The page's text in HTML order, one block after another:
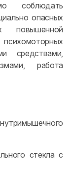
соблюдать
опасных
повышенной
средствами,
работа
стекла с